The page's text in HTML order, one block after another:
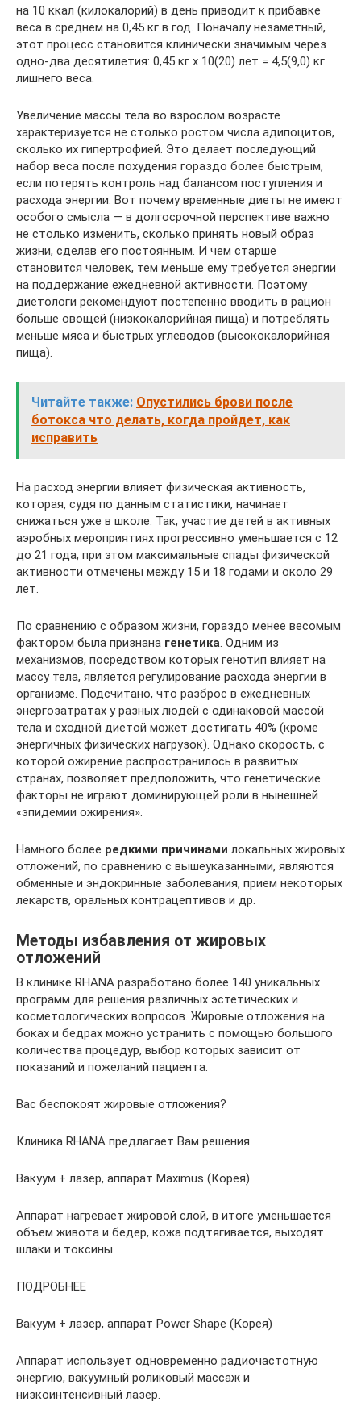
на 10 ккал (килокалорий) в день приводит к прибавке
веса в среднем на 0,45 кг в год. Поначалу незаметный,
этот процесс становится клинически значимым через
одно-два десятилетия: 0,45 кг х 10(20) лет = 4,5(9,0) кг
лишнего веса.
Увеличение массы тела во взрослом возрасте
характеризуется не столько ростом числа адипоцитов,
сколько их гипертрофией. Это делает последующий
набор веса после похудения гораздо более быстрым,
если потерять контроль над балансом поступления и
расхода энергии. Вот почему временные диеты не имеют
особого смысла — в долгосрочной перспективе важно
не столько изменить, сколько принять новый образ
жизни, сделав его постоянным. И чем старше
становится человек, тем меньше ему требуется энергии
на поддержание ежедневной активности. Поэтому
диетологи рекомендуют постепенно вводить в рацион
больше овощей (низкокалорийная пища) и потреблять
меньше мяса и быстрых углеводов (высококалорийная
пища).
Читайте также: Опустились брови после
ботокса что делать, когда пройдет, как
исправить
На расход энергии влияет физическая активность,
которая, судя по данным статистики, начинает
снижаться уже в школе. Так, участие детей в активных
аэробных мероприятиях прогрессивно уменьшается с 12
до 21 года, при этом максимальные спады физической
активности отмечены между 15 и 18 годами и около 29
лет.
По сравнению с образом жизни, гораздо менее весомым
фактором была признана генетика. Одним из
механизмов, посредством которых генотип влияет на
массу тела, является регулирование расхода энергии в
организме. Подсчитано, что разброс в ежедневных
энергозатратах у разных людей с одинаковой массой
тела и сходной диетой может достигать 40% (кроме
энергичных физических нагрузок). Однако скорость, с
которой ожирение распространилось в развитых
странах, позволяет предположить, что генетические
факторы не играют доминирующей роли в нынешней
«эпидемии ожирения».
Намного более редкими причинами локальных жировых
отложений, по сравнению с вышеуказанными, являются
обменные и эндокринные заболевания, прием некоторых
лекарств, оральных контрацептивов и др.
Методы избавления от жировых
отложений
В клинике RHANA разработано более 140 уникальных
программ для решения различных эстетических и
косметологических вопросов. Жировые отложения на
боках и бедрах можно устранить с помощью большого
количества процедур, выбор которых зависит от
показаний и пожеланий пациента.
Вас беспокоят жировые отложения?
Клиника RHANA предлагает Вам решения
Вакуум + лазер, аппарат Maximus (Корея)
Аппарат нагревает жировой слой, в итоге уменьшается
объем живота и бедер, кожа подтягивается, выходят
шлаки и токсины.
ПОДРОБНЕЕ
Вакуум + лазер, аппарат Power Shape (Корея)
Аппарат использует одновременно радиочастотную
энергию, вакуумный роликовый массаж и
низкоинтенсивный лазер.